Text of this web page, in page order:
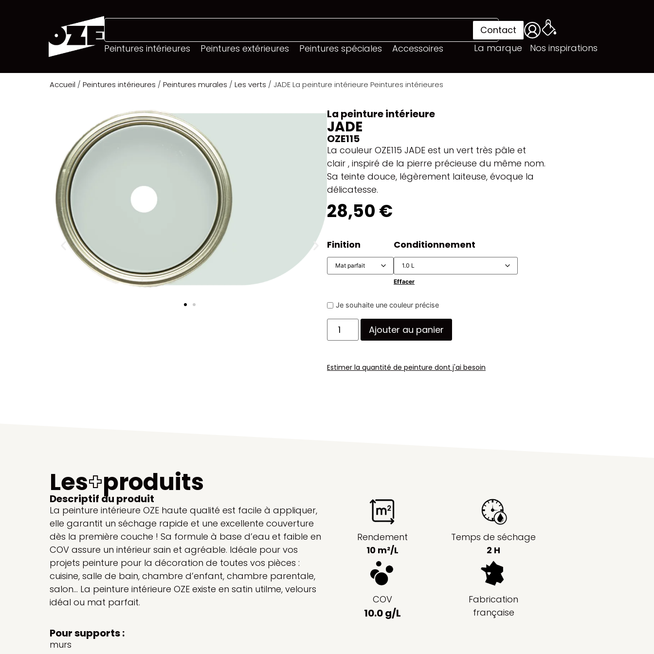
Peintures intérieures Peintures extérieures Peintures spéciales Accessoires
Contact
La marque
Nos inspirations
Accueil / Peintures intérieures / Peintures murales / Les verts / JADE La peinture intérieure Peintures intérieures
La peinture intérieure
JADE
OZE115
La couleur OZE115 JADE est un vert très pâle et
clair , inspiré de la pierre précieuse du même nom.
Sa teinte douce, légèrement laiteuse, évoque la
délicatesse.
28,50 €
Finition Conditionnement
Effacer
Je souhaite une couleur précise
Ajouter au panier
Estimer la quantité de peinture dont j'ai besoin
Les+produits
Descriptif du produit
La peinture intérieure OZE haute qualité est facile à appliquer,
elle garantit un séchage rapide et une excellente couverture
dès la première couche ! Sa formule à base d’eau et faible en
COV assure un intérieur sain et agréable. Idéale pour vos
projets peinture pour la décoration de toutes vos pièces :
cuisine, salle de bain, chambre d’enfant, chambre parentale,
salon… La peinture intérieure OZE existe en satin utilme, velours
idéal ou mat parfait.
Pour supports :
murs
Rendement
10 m²/L
COV
10.0 g/L
Temps de séchage
2 H
Fabrication
française